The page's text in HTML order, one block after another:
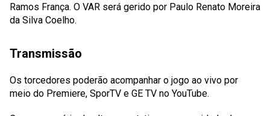
Ramos França. O VAR será gerido por Paulo Renato Moreira
da Silva Coelho.
Transmissão
Os torcedores poderão acompanhar o jogo ao vivo por
meio do Premiere, SporTV e GE TV no YouTube.